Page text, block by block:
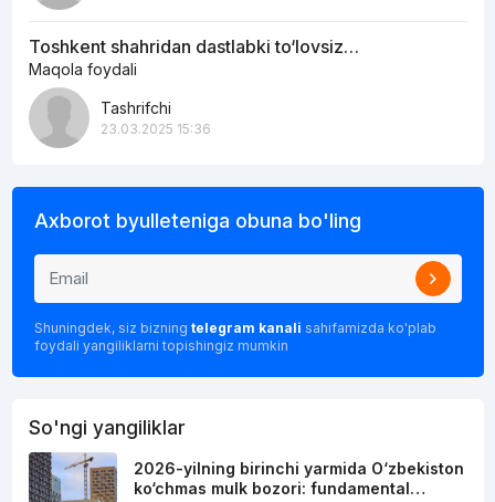
Toshkent shahridan dastlabki to‘lovsiz…
Maqola foydali
Tashrifchi
23.03.2025 15:36
Axborot byulleteniga obuna bo'ling
Shuningdek, siz bizning telegram kanali sahifamizda ko'plab
foydali yangiliklarni topishingiz mumkin
So'ngi yangiliklar
2026-yilning birinchi yarmida O‘zbekiston
ko‘chmas mulk bozori: fundamental…